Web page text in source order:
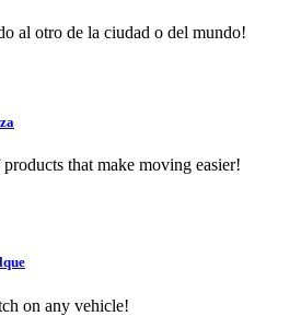
al otro de la ciudad o del mundo!
that make moving easier!
on any vehicle!